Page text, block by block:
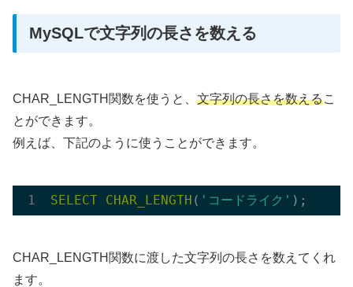
MySQLで文字列の長さを数える
CHAR_LENGTH関数を使うと、 文字列の長さを数えるこ
とができます。
例えば、下記のように使うことができます。
SELECT CHAR_LENGTH ( 'コードライク'
CHAR_LENGTH関数に渡した文字列の長さを数えてくれ
ます。